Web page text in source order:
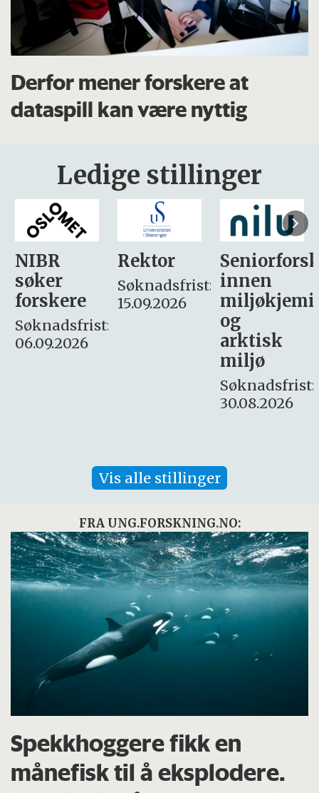
Derfor mener forskere at
dataspill kan være nyttig
Ledige stillinger
Rektor
Søknadsfrist:
15.09.2026
Seniorforsker
innen
miljøkjemi
søker
– fast
Søknadsfrist:
16. august.
Vis alle stillinger
FRA UNG.FORSKNING.NO:
Spekkhoggere fikk en
månefisk til å eksplodere.